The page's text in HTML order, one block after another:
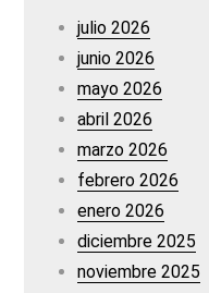
julio 2026
junio 2026
mayo 2026
abril 2026
marzo 2026
febrero 2026
enero 2026
diciembre 2025
noviembre 2025